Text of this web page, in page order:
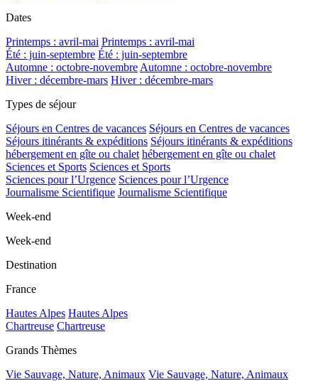
Dates
Printemps : avril-mai Printemps : avril-mai
Été : juin-septembre Été : juin-septembre
Automne : octobre-novembre Automne : octobre-novembre
Hiver : décembre-mars Hiver : décembre-mars
Types de séjour
Séjours en Centres de vacances Séjours en Centres de vacances
Séjours itinérants & expéditions Séjours itinérants & expéditions
hébergement en gîte ou chalet hébergement en gîte ou chalet
Sciences et Sports Sciences et Sports
Sciences pour l’Urgence Sciences pour l’Urgence
Journalisme Scientifique Journalisme Scientifique
Week-end
Week-end
Destination
France
Hautes Alpes Hautes Alpes
Chartreuse Chartreuse
Grands Thèmes
Vie Sauvage, Nature, Animaux Vie Sauvage, Nature, Animaux